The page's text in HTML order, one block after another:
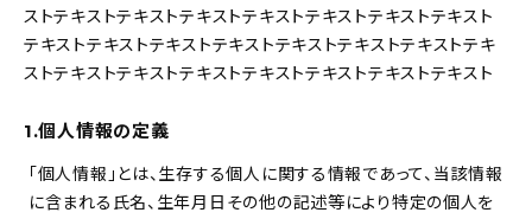
新着記事
人気の記事
おすすめの記事
ストテキストテキストテキストテキストテキストテキストテキスト
テキストテキストテキストテキストテキストテキストテキストテキ
ストテキストテキストテキストテキストテキストテキストテキスト
1.個人情報の定義
「個人情報」とは、生存する個人に関する情報であって、当該情報
に含まれる氏名、生年月日その他の記述等により特定の個人を